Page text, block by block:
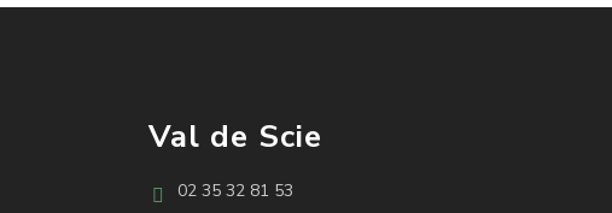
Val de Scie
02 35 32 81 53